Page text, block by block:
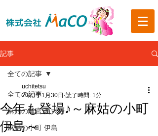
記事
全ての記事
麻姑の離宮 西大寺
麻姑の小町 伊島
全ての記事
今年も登場♪～麻姑の小町
伊島～
uchitetsu
2023年1月30日 読了時間: 1分